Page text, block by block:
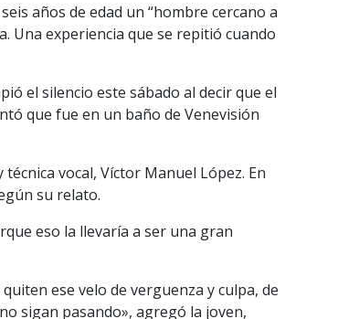
años de edad un “hombre cercano a
Una experiencia que se repitió cuando
el silencio este sábado al decir que el
que fue en un baño de Venevisión
vocal, Víctor Manuel López. En
su relato.
eso la llevaría a ser una gran
ese velo de verguenza y culpa, de
sigan pasando», agregó la joven,